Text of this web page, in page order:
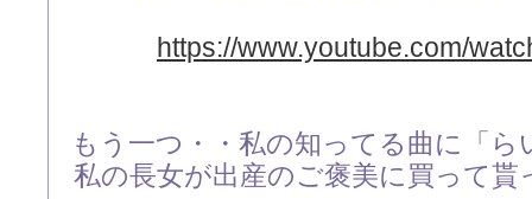
https://www.youtube.com/
もう一つ・・私の知ってる曲に「
私の長女が出産のご褒美に買って